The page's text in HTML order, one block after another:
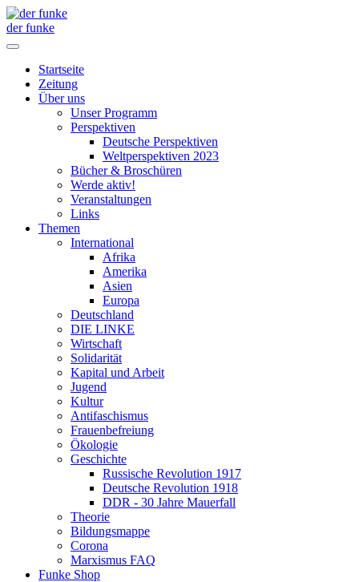
der funke
Startseite
Zeitung
Über uns
Unser Programm
Perspektiven
Deutsche Perspektiven
Weltperspektiven 2023
Bücher & Broschüren
Werde aktiv!
Veranstaltungen
Links
Themen
International
Afrika
Amerika
Asien
Europa
Deutschland
DIE LINKE
Wirtschaft
Solidarität
Kapital und Arbeit
Jugend
Kultur
Antifaschismus
Frauenbefreiung
Ökologie
Geschichte
Russische Revolution 1917
Deutsche Revolution 1918
DDR - 30 Jahre Mauerfall
Theorie
Bildungsmappe
Corona
Marxismus FAQ
Funke Shop